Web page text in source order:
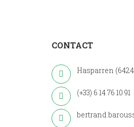
CONTACT
Hasparren
(+33) 6 14 76 10 91